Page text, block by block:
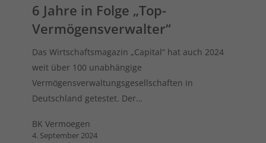
6 Jahre in Folge „Top-
Vermögensverwalter“
Das Wirtschaftsmagazin „Capital“ hat auch 2024
weit über 100 unabhängige
Vermögensverwaltungsgesellschaften in
Deutschland getestet. Der…
BK Vermoegen
4. September 2024